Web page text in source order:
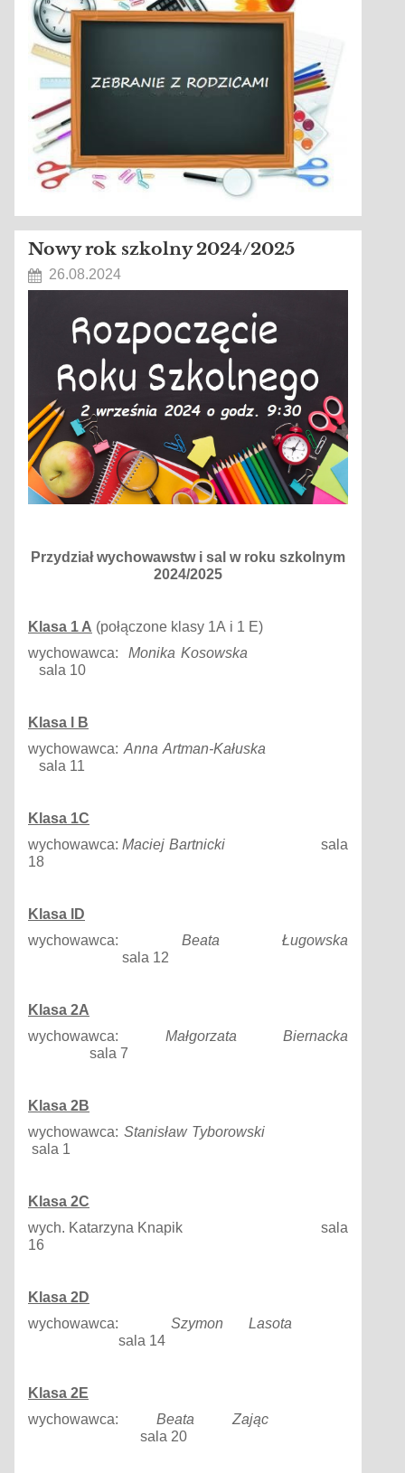
Nowy rok szkolny 2024/2025
26.08.2024
Przydział wychowawstw i sal w roku szkolnym
2024/2025
Klasa 1 A (połączone klasy 1A i 1 E)
wychowawca:Monika Kosowska
sala 10
Klasa
l B
wychowawca: Anna Artman-Kałuska
sala 11
Klasa 1C
wychowawca:Maciej Bartnickisala
18
Klasa
lD
wychowawca: Beata Ługowska
sala 12
Klasa 2A
wychowawca: Małgorzata Biernacka
sala 7
Klasa 2B
wychowawca: Stanisław Tyborowski
sala 1
Klasa 2C
wych. Katarzyna Knapik sala
16
Klasa 2D
wychowawca: SzymonLasota
sala 14
Klasa 2E
wychowawca: Beata Zając
sala 20